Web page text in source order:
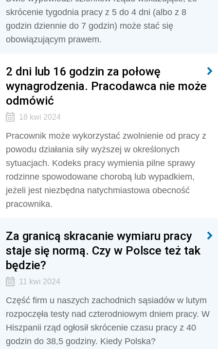
skrócenie tygodnia pracy z 5 do 4 dni (albo z 8
godzin dziennie do 7 godzin) może stać się
obowiązującym prawem.
2 dni lub 16 godzin za połowę
wynagrodzenia. Pracodawca nie może
odmówić
18 kwi 2024
Pracownik może wykorzystać zwolnienie od pracy z
powodu działania siły wyższej w określonych
sytuacjach. Kodeks pracy wymienia pilne sprawy
rodzinne spowodowane chorobą lub wypadkiem,
jeżeli jest niezbędna natychmiastowa obecność
pracownika.
Za granicą skracanie wymiaru pracy
staje się normą. Czy w Polsce też tak
będzie?
11 kwi 2024
Część firm u naszych zachodnich sąsiadów w lutym
rozpoczęła testy nad czterodniowym dniem pracy. W
Hiszpanii rząd ogłosił skrócenie czasu pracy z 40
godzin do 38,5 godziny. Kiedy Polska?